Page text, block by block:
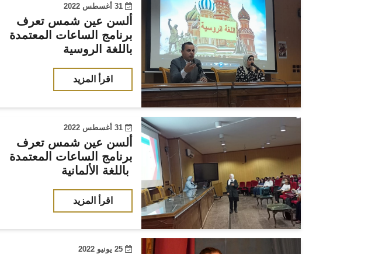
31 أغسطس 2022
ألسن عين شمس تعرف
برنامج الساعات المعتمدة
باللغة الروسية
اقرأ المزيد
31 أغسطس 2022
ألسن عين شمس تعرف
برنامج الساعات المعتمدة
اقرأ المزيد
25 يونيو 2022